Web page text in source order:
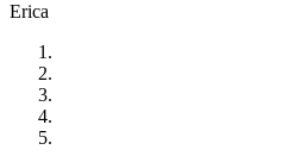
Erica